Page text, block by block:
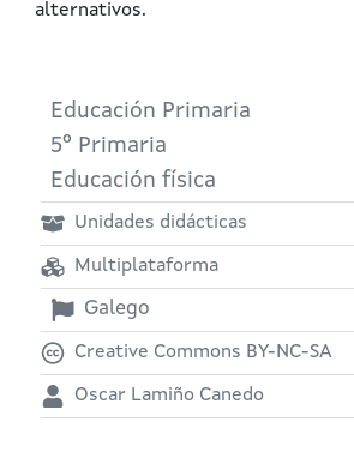
alternativos.
Educación Primaria
5º Primaria
Educación física
Unidades didácticas
Multiplataforma
Galego
Creative Commons BY-NC-SA
Oscar Lamiño Canedo